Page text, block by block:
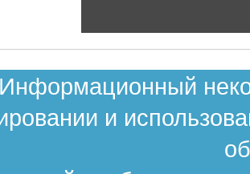
Информационный
и